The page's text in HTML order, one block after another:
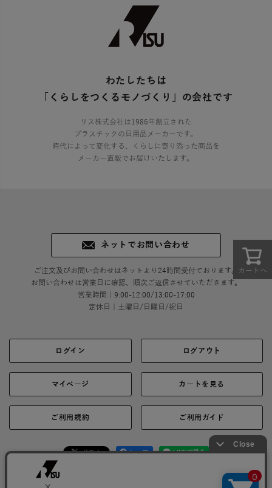
カートへ
わたしたちは
「くらしをつくるモノづくり」の会社です
リス株式会社は1986年創立された
プラスチックの日用品メーカーです。
時代によって変化する、くらしに寄り添った商品を
メーカー直販でお届けいたします。
ネットでお問い合わせ
ご注文及びお問い合わせはネットより24時間受付ております。
お問い合わせは営業日に確認、順次ご返信させていただきます。
営業時間｜9:00-12:00/13:00-17:00
定休日｜土曜日/日曜日/祝日
ログイン ログアウト
マイページ カートを見る
ご利用規約 ご利用ガイド
シェア